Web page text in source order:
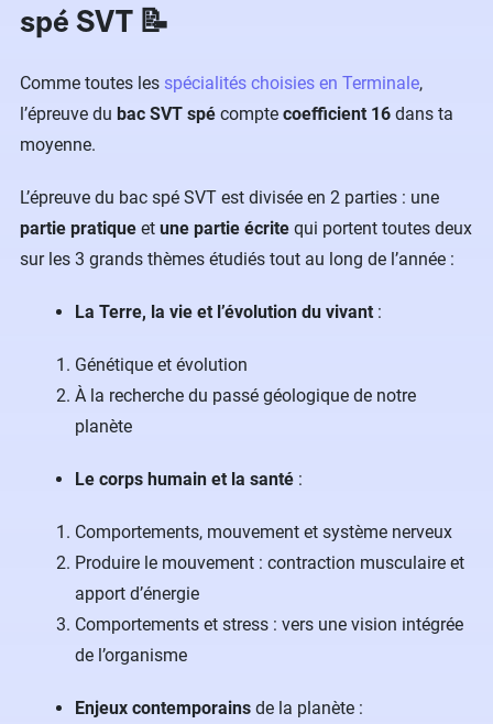
spé SVT 📝
Comme toutes les spécialités choisies en Terminale,
l’épreuve du bac SVT spé compte coefficient 16 dans ta
moyenne.
L’épreuve du bac spé SVT est divisée en 2 parties : une
partie pratique et une partie écrite qui portent toutes deux
sur les 3 grands thèmes étudiés tout au long de l’année :
La Terre, la vie et l’évolution du vivant :
Génétique et évolution
À la recherche du passé géologique de notre
planète
Le corps humain et la santé :
Comportements, mouvement et système nerveux
Produire le mouvement : contraction musculaire et
apport d’énergie
Comportements et stress : vers une vision intégrée
de l’organisme
Enjeux contemporains de la planète :